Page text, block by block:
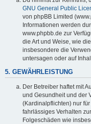
GNU General Public
von phpBB Limited
Informationen werden
www.phpbb.de zur
die Art und Weise, wie
insbesondere die
untersagen oder auf
5. GEWÄHRLEISTUNG
Der Betreiber haftet mit
und Gesundheit und der
(Kardinalpflichten) nur
fahrlässiges Verhalten
Folgeschäden wie